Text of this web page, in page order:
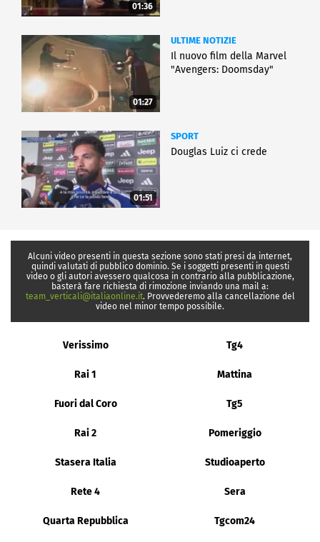
01:36
01:27
ULTIME NOTIZIE
Il nuovo film della Marvel
"Avengers: Doomsday"
01:51
SPORT
Douglas Luiz ci crede
Alcuni video presenti in questa sezione sono stati presi da internet,
quindi valutati di pubblico dominio. Se i soggetti presenti in questi
video o gli autori avessero qualcosa in contrario alla pubblicazione,
basterà fare richiesta di rimozione inviando una mail a:
team_verticali@italiaonline.it. Provvederemo alla cancellazione del
video nel minor tempo possibile.
Verissimo Tg4
Rai 1 Mattina
Fuori dal Coro Tg5
Rai 2 Pomeriggio
Stasera Italia Studioaperto
Rete 4 Sera
Quarta Repubblica Tgcom24